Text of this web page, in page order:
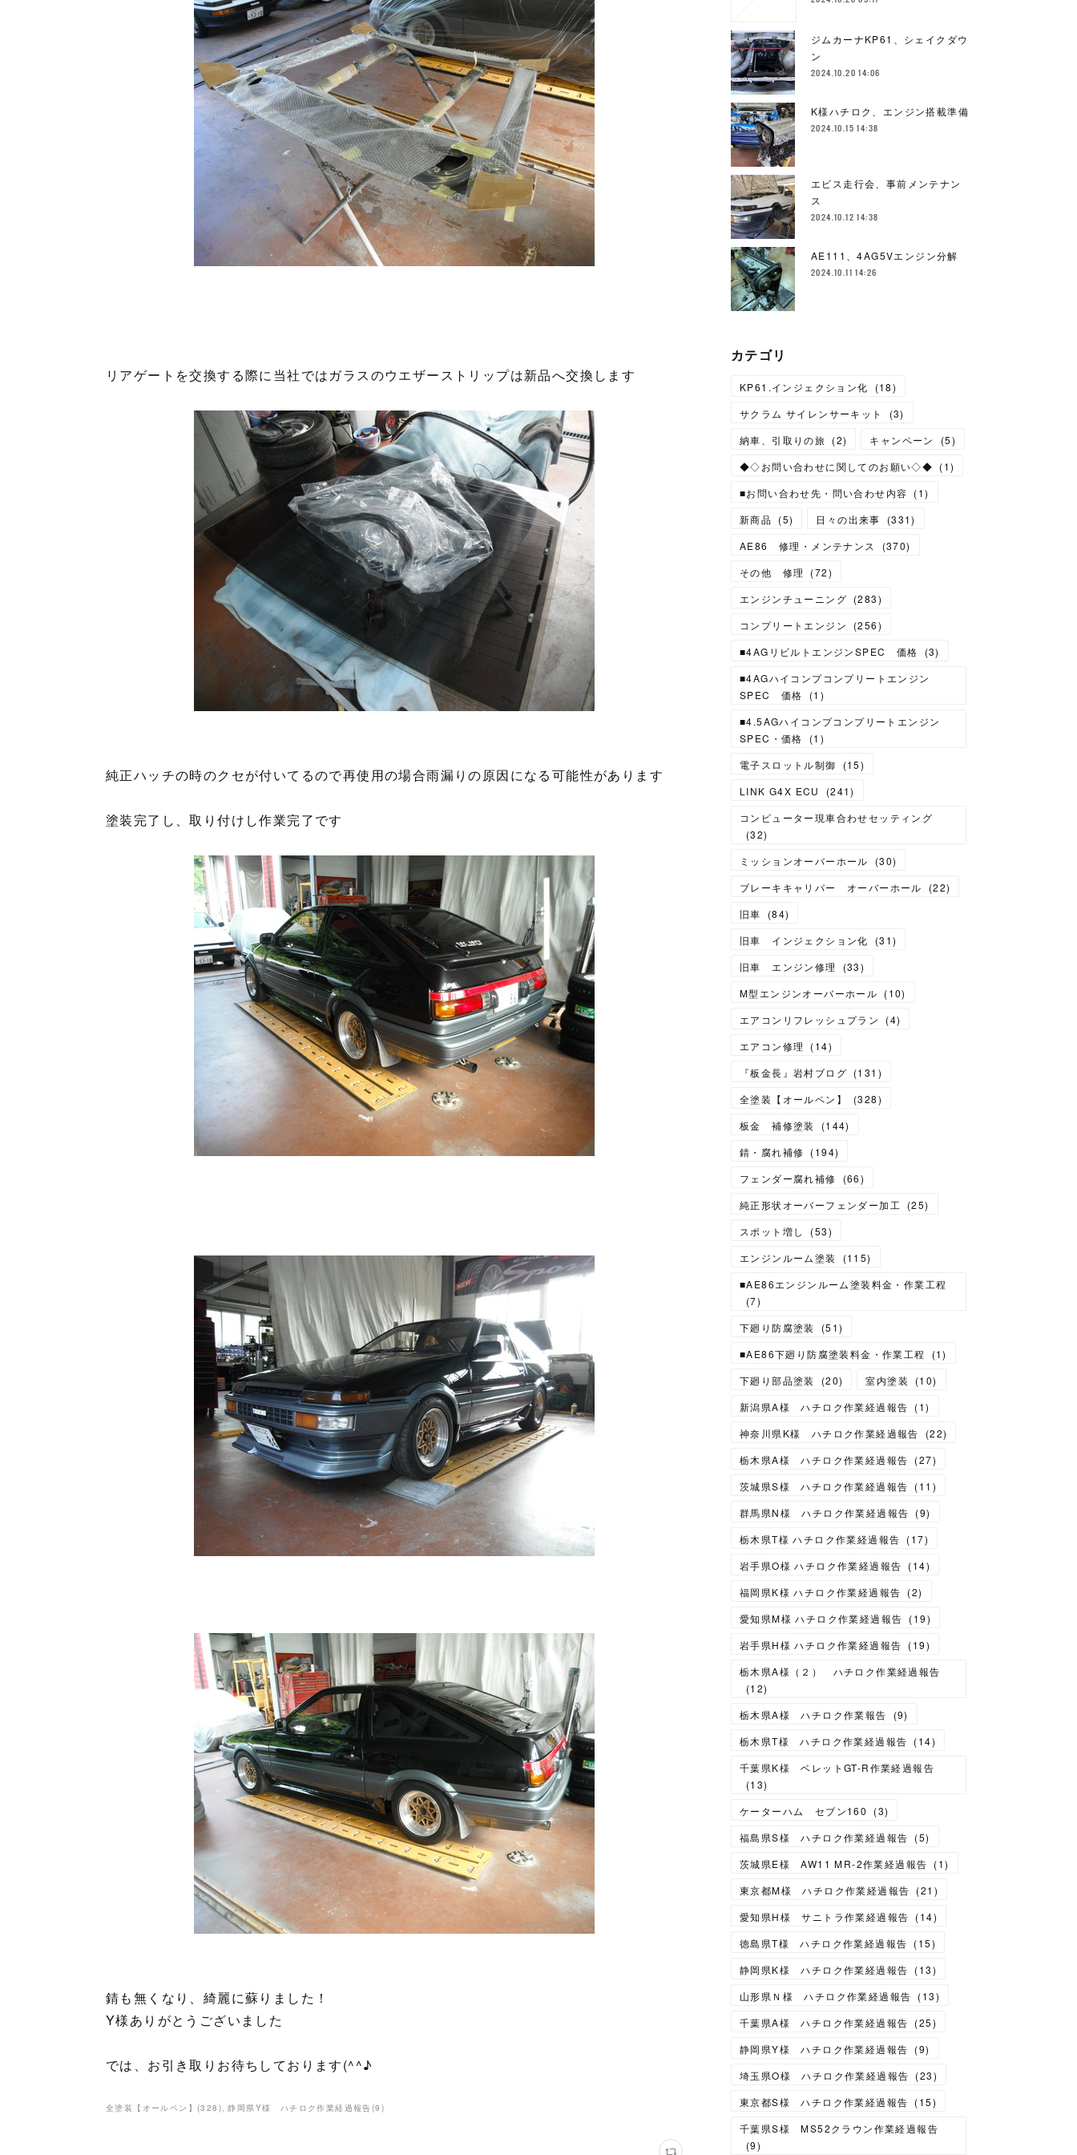
リアゲートを交換する際に当社ではガラスのウエザーストリップは新品へ交換します
純正ハッチの時のクセが付いてるので再使用の場合雨漏りの原因になる可能性があります
塗装完了し、取り付けし作業完了です
錆も無くなり、綺麗に蘇りました！
Y様ありがとうございました
では、お引き取りお待ちしております(^^♪
全塗装【オールペン】 (328 ) 静岡県Y様 ハチロク作業経過報告(9 )
ジムカーナKP61、シェイクダウ
ン
2024.10.20 14:06
K様ハチロク、エンジン搭載準備
2024.10.15 14:38
エビス走行会、事前メンテナン
ス
2024.10.12 14:38
AE111、4AG5Vエンジン分解
2024.10.11 14:26
カテゴリ
KP61.インジェクション化 (18)
サクラム サイレンサーキット
(3)
納車、引取りの旅 (2) キャンペーン (5)
◆◇お問い合わせに関してのお願い◇◆ (1)
■お問い合わせ先・問い合わせ内容 (1)
新商品 (5) 日々の出来事 (331)
AE86 修理・メンテナンス
(370)
その他 修理
(72)
エンジンチューニング (283)
コンプリートエンジン
(256)
■4AGリビルトエンジンSPEC 価格
(3)
■4AGハイコンプコンプリートエンジン
SPEC 価格
(1 )
■4.5AGハイコンプコンプリートエンジン
SPEC・価格
(1 )
電子スロットル制御
(15)
LINK G4X ECU
(241)
コンピューター現車合わせセッティング
(32)
ミッションオーバーホール
(30)
ブレーキキャリパー オーバーホール
(22)
旧車
(84)
旧車 インジェクション化
(31)
旧車 エンジン修理
(33)
M型エンジンオーバーホール (10)
エアコンリフレッシュプラン
(4)
エアコン修理
(14)
『板金長』岩村ブログ (131 )
全塗装【オールペン】
(328)
板金 補修塗装
(144)
錆・腐れ補修 (194)
フェンダー腐れ補修
(66)
純正形状オーバーフェンダー加工
(25)
スポット増し
(53)
エンジンルーム塗装
(115)
■AE86エンジンルーム塗装料金・作業工程
(7)
下廻り防腐塗装
(51)
■AE86下廻り防腐塗装料金・作業工程
(1)
下廻り部品塗装
(20) 室内塗装 (10)
新潟県A様 ハチロク作業経過報告 (1)
神奈川県K様 ハチロク作業経過報告
(22)
栃木県A様 ハチロク作業経過報告 (27)
茨城県S様 ハチロク作業経過報告 (11 )
群馬県N様 ハチロク作業経過報告 (9)
栃木県T様 ハチロク作業経過報告 (17)
岩手県O様 ハチロク作業経過報告 (14)
福岡県K様 ハチロク作業経過報告 (2)
愛知県M様 ハチロク作業経過報告 (19)
岩手県H様 ハチロク作業経過報告 (19)
栃木県A様（２） ハチロク作業経過報告
(12)
栃木県A様 ハチロク作業報告
(9)
栃木県T様 ハチロク作業経過報告 (14)
千葉県K様 ベレットGT-R作業経過報告
(13)
ケーターハム セブン160
(3)
福島県S様 ハチロク作業経過報告 (5)
茨城県E様 AW11 MR-2作業経過報告 (1)
東京都M様 ハチロク作業経過報告 (21 )
愛知県H様 サニトラ作業経過報告 (14)
徳島県T様 ハチロク作業経過報告 (15)
静岡県K様 ハチロク作業経過報告 (13)
山形県Ｎ様 ハチロク作業経過報告 (13)
千葉県A様 ハチロク作業経過報告 (25)
静岡県Y様 ハチロク作業経過報告 (9)
埼玉県O様 ハチロク作業経過報告 (23)
東京都S様 ハチロク作業経過報告 (15)
千葉県S様 MS52クラウン作業経過報告
(9)